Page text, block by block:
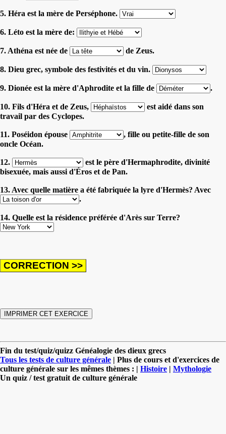
5. Héra est la mère de Perséphone.
6. Léto est la mère de:
7. Athéna est née de de Zeus.
8. Dieu grec, symbole des festivités et du vin.
9. Dionée est la mère d'Aphrodite et la fille de .
10. Fils d'Héra et de Zeus,
est aidé dans son
travail par des Cyclopes.
11. Poséidon épouse
, fille ou petite-fille de son
oncle Océan.
12.
est le père d'Hermaphrodite, divinité
bisexuée, mais aussi d'Éros et de Pan.
13. Avec quelle matière a été fabriquée la lyre d'Hermès? Avec
.
14. Quelle est la résidence préférée d'Arès sur Terre?
Fin du test/quiz/quizz Généalogie des dieux grecs
Tous les tests de culture générale | Plus de cours et d'exercices de
culture générale sur les mêmes thèmes : | Histoire | Mythologie
Un quiz / test gratuit de culture générale